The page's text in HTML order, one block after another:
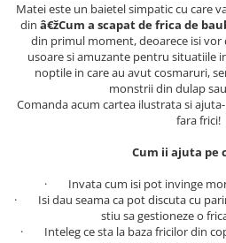
MedConnect
Medicina & Farmacie
Medicina Pentru Toti
Terapii Alternative
AudioBook
Beletristica
Matei este un baietel simpatic cu care
din â€žCum a scapat de frica de
din primul moment, deoarece isi vor
usoare si amuzante pentru situatiile
noptile in care au avut cosmaruri,
monstrii din dulap
Comanda acum cartea ilustrata si
fara frici!
Cum ii ajuta pe
· Invata cum isi pot invinge
· Isi dau seama ca pot discuta cu
stiu sa gestioneze o
· Inteleg ce sta la baza fricilor din